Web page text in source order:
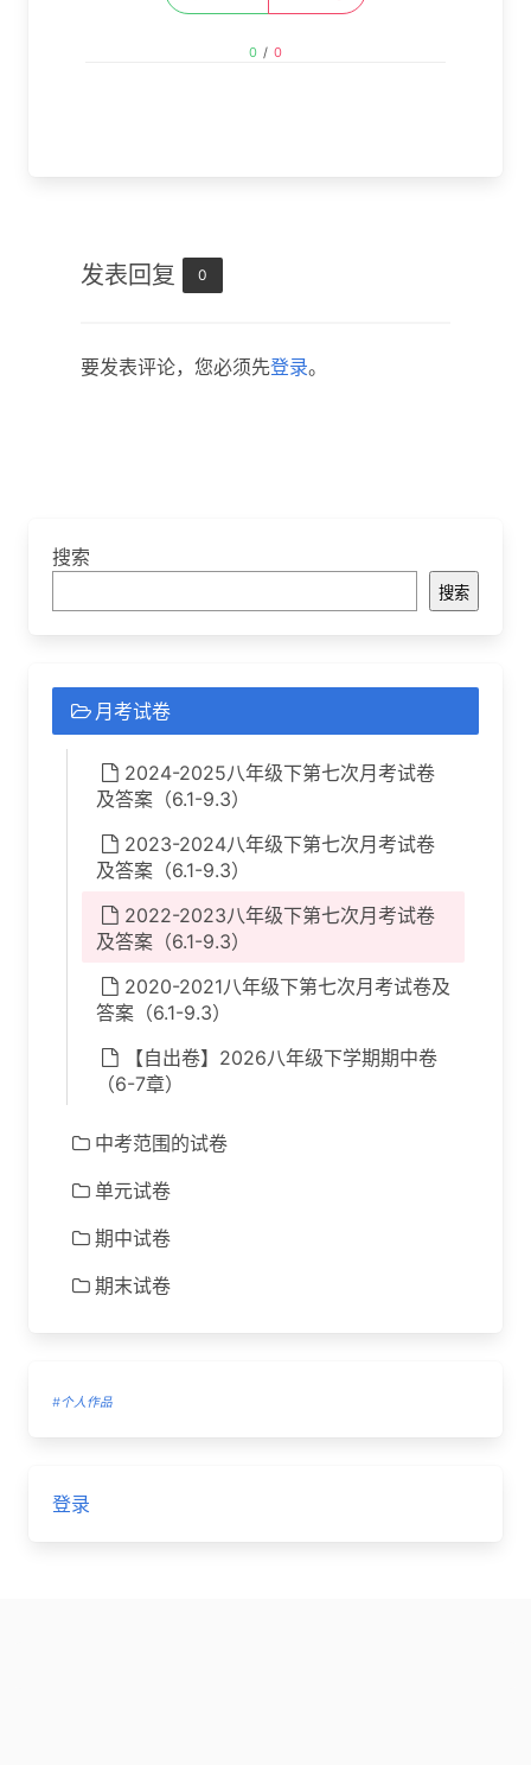
0 / 0
发表回复 0
要发表评论，您必须先登录。
搜索
搜索
月考试卷
2024-2025八年级下第七次月考试卷
及答案（6.1-9.3）
2023-2024八年级下第七次月考试卷
及答案（6.1-9.3）
2022-2023八年级下第七次月考试卷
及答案（6.1-9.3）
2020-2021八年级下第七次月考试卷及
答案（6.1-9.3）
【自出卷】2026八年级下学期期中卷
（6-7章）
中考范围的试卷
单元试卷
期中试卷
期末试卷
#个人作品
登录